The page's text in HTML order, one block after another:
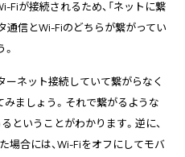
Fiが接続されるため、「ネットに繋
通信とWi-Fiのどちらが繋がってい
ネット接続していて繋がらなく
みましょう。それで繋がるような
ということがわかります。逆に、
場合には、Wi-Fiをオフにしてモバ